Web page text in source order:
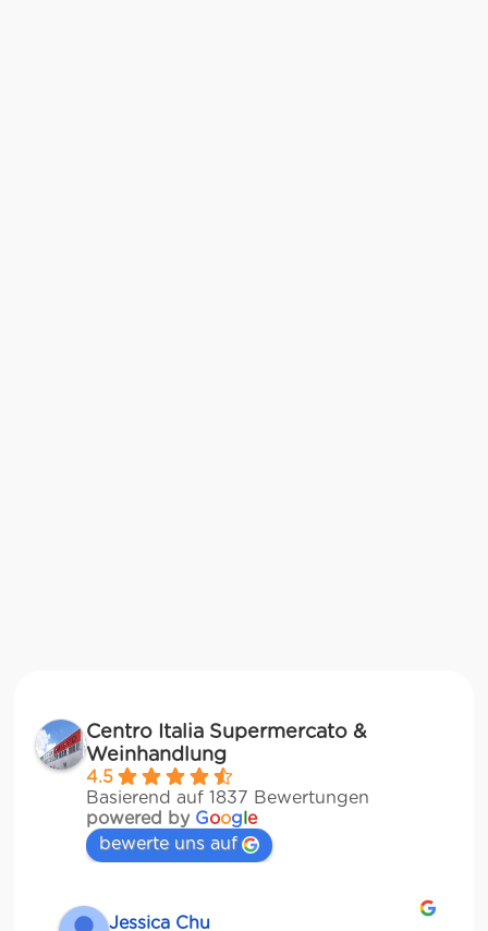
Centro Italia Supermercato &
Weinhandlung
4.5
Basierend auf 1837 Bewertungen
powered by Google
bewerte uns auf
Jessica Chu